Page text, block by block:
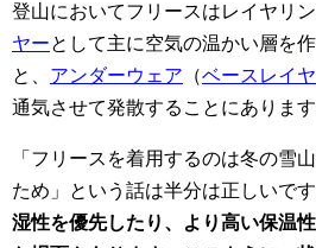
登山においてフリースはレイヤリ
ヤーとして主に空気の温かい層を
と、 アンダーウェア （ベースレイ
通気させて発散することにあります
「フリースを着用するのは冬の雪
ため」という話は半分は正しいで
湿性を優先したり、より高い保温